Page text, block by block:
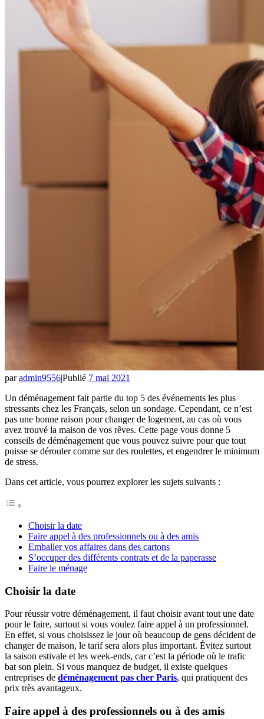
paradmin9556|Publié 7 mai 2021
Un déménagement fait partie du top 5 des événements les plus
stressants chez les Français, selon un sondage. Cependant, ce n’est
pas une bonne raison pour changer de logement, au cas où vous
avez trouvé la maison de vos rêves. Cette page vous donne 5
conseils de déménagement que vous pouvez suivre pour que tout
puisse se dérouler comme sur des roulettes, et engendrer le minimum
de stress.
Dans cet article, vous pourrez explorer les sujets suivants :
Choisir la date
Faire appel à des professionnels ou à des amis
Emballer vos affaires dans des cartons
S’occuper des différents contrats et de la paperasse
Faire le ménage
Choisir la date
Pour réussir votre déménagement, il faut choisir avant tout une date
pour le faire, surtout si vous voulez faire appel à un professionnel.
En effet, si vous choisissez le jour où beaucoup de gens décident de
changer de maison, le tarif sera alors plus important. Évitez surtout
la saison estivale et les week-ends, car c’est la période où le trafic
bat son plein. Si vous manquez de budget, il existe quelques
entreprises de déménagement pas cher Paris, qui pratiquent des
prix très avantageux.
Faire appel à des professionnels ou à des amis